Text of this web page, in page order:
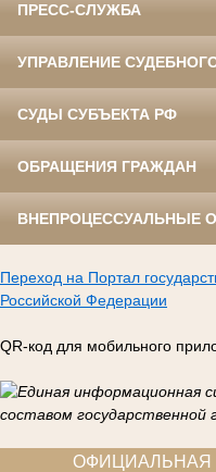
ПРЕСС-СЛУЖБА
УПРАВЛЕНИЕ
СУДЫ СУБЪЕКТА РФ
ОБРАЩЕНИЯ ГРАЖДАН
ВНЕПРОЦЕССУАЛЬНЫЕ
Переход на Портал
Российской Федерации
QR-код для мобильного
ОФИЦИАЛЬНАЯ